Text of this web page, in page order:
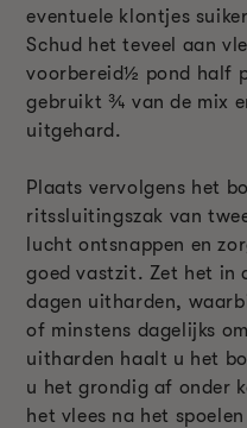
eventuele klontjes
Schud het teveel aan
voorbereid½ pond half
gebruikt ¾ van de mix
uitgehard.
Plaats vervolgens het
ritssluitingszak van
lucht ontsnappen en
goed vastzit. Zet het in
dagen uitharden,
of minstens dagelijks
uitharden haalt u het
u het grondig af onder
het vlees na het